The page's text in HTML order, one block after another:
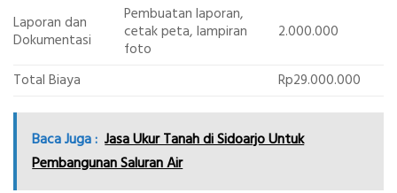
Laporan dan
Dokumentasi
Pembuatan laporan,
cetak peta, lampiran
foto
2.000.000
Total Biaya Rp29.000.000
Baca Juga : Jasa Ukur Tanah di Sidoarjo Untuk
Pembangunan Saluran Air